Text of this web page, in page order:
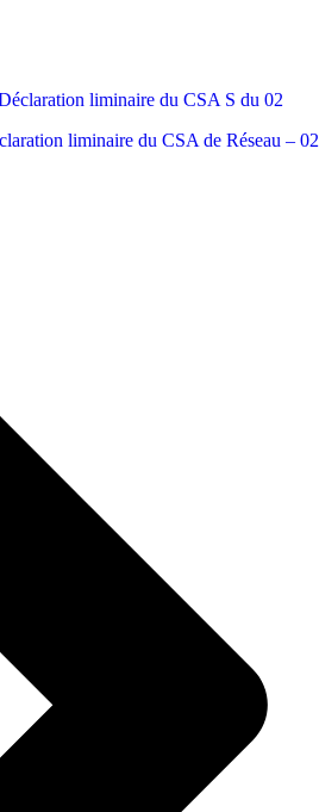
liminaire du CSA S du 02
liminaire du CSA de Réseau – 02